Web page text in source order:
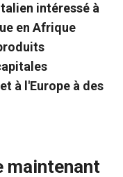
intéressé à
en Afrique
à l'Europe à des
maintenant